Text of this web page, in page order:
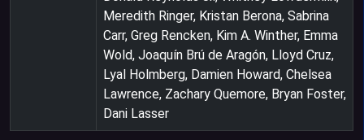
Meredith Ringer, Kristan Berona, Sabrina
Carr, Greg Rencken, Kim A. Winther, Emma
Wold, Joaquín Brú de Aragón, Lloyd Cruz,
Lyal Holmberg, Damien Howard, Chelsea
Lawrence, Zachary Quemore, Bryan Foster,
Dani Lasser